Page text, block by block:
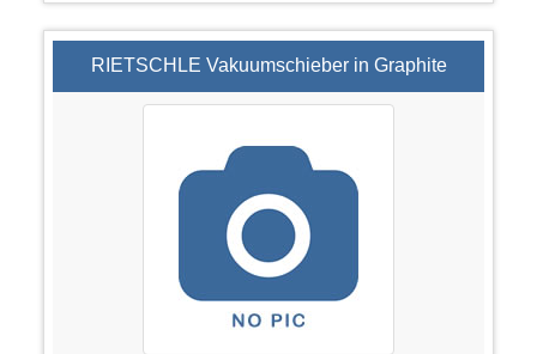
RIETSCHLE Vakuumschieber in Graphite